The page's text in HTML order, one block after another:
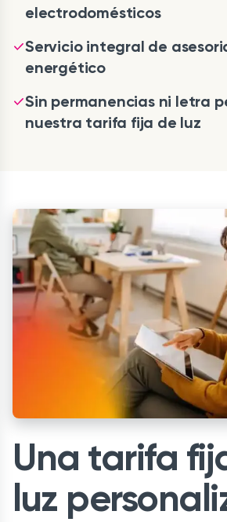
electrodomésticos
Servicio integral de
energético
Sin permanencias ni letra
nuestra tarifa fija de luz
Una tarifa
luz